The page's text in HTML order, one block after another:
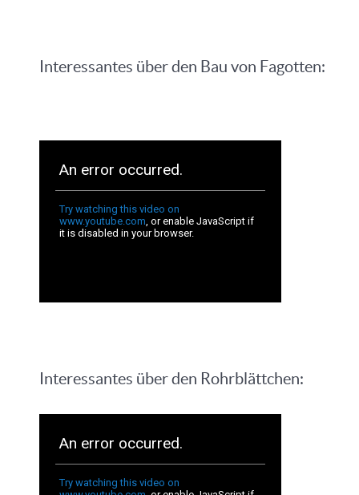
Interessantes über den Bau von Fagotten:
Interessantes über den Rohrblättchen: